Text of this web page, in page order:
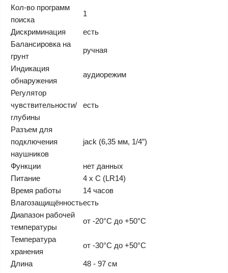
Кол-во программ
поиска
1
Дискриминация
есть
Балансировка на
грунт
ручная
Индикация
обнаружения
аудиорежим
Регулятор
чувствительности/
глубины
есть
Разъем для
подключения
наушников
jack (6,35 мм, 1/4”)
Функции
нет данных
Питание
4 x C (LR14)
Время работы
14 часов
Влагозащищённостьесть
Диапазон рабочей
температуры
от -20°С до +50°С
Температура
хранения
от -30°С до +50°С
Длина
48 - 97 см